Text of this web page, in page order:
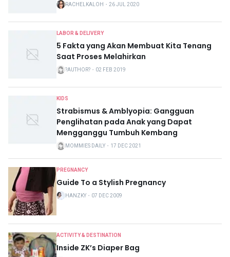
RACHELKALOH ・ 26 JUL 2020
LABOR & DELIVERY
5 Fakta yang Akan Membuat Kita Tenang
Saat Proses Melahirkan
?AUTHOR? ・ 02 FEB 2019
KIDS
Strabismus & Amblyopia: Gangguan
Penglihatan pada Anak yang Dapat
Mengganggu Tumbuh Kembang
MOMMIES DAILY ・ 17 DEC 2021
PREGNANCY
Guide To a Stylish Pregnancy
HANZKY ・ 07 DEC 2009
ACTIVITY & DESTINATION
Inside ZK’s Diaper Bag